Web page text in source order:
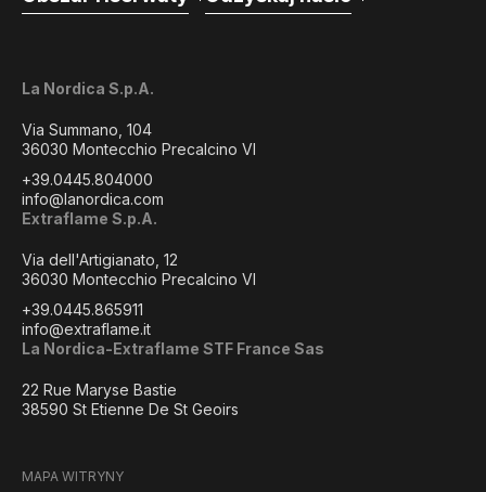
La Nordica S.p.A.
Via Summano, 104
36030 Montecchio Precalcino VI
+39.0445.804000
info@lanordica.com
Extraflame S.p.A.
Via dell'Artigianato, 12
36030 Montecchio Precalcino VI
+39.0445.865911
info@extraflame.it
La Nordica-Extraflame STF France Sas
22 Rue Maryse Bastie
38590 St Etienne De St Geoirs
MAPA WITRYNY